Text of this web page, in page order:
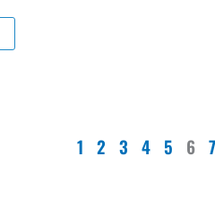
1 2 3 4 5 6 7